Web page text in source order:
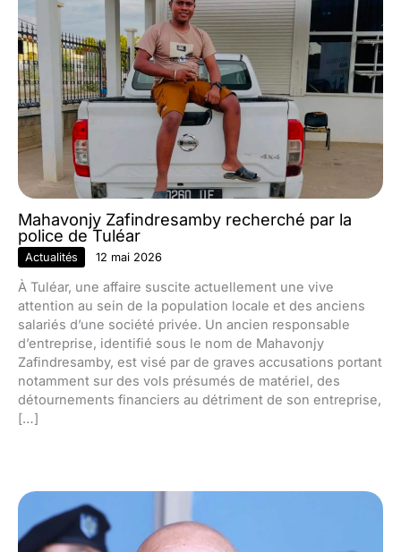
Mahavonjy Zafindresamby recherché par la
police de Tuléar
Actualités 12 mai 2026
À Tuléar, une affaire suscite actuellement une vive
attention au sein de la population locale et des anciens
salariés d’une société privée. Un ancien responsable
d’entreprise, identifié sous le nom de Mahavonjy
Zafindresamby, est visé par de graves accusations portant
notamment sur des vols présumés de matériel, des
détournements financiers au détriment de son entreprise,
[…]